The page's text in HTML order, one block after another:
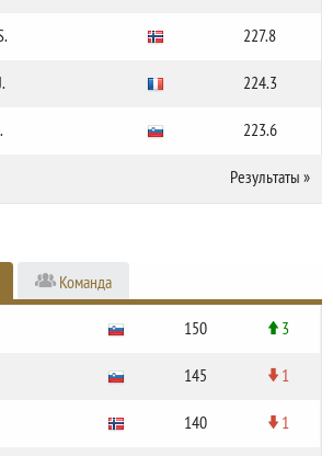
227.8
224.3
223.6
Результаты »
Команда
150 3
145 1
140 1